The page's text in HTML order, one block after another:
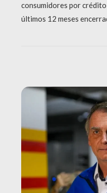
consumidores por
últimos 12 meses